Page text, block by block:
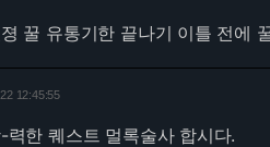
꿀 유통기한 끝나기 이틀 전에
12:45:55
력한 퀘스트 멀록술사 합시다.